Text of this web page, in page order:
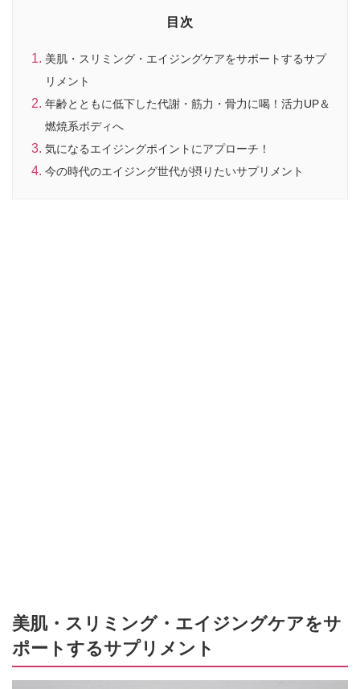
目次
美肌・スリミング・エイジングケアをサポートするサプ
リメント
年齢とともに低下した代謝・筋力・骨力に喝！活力UP＆
燃焼系ボディへ
気になるエイジングポイントにアプローチ！
今の時代のエイジング世代が摂りたいサプリメント
美肌・スリミング・エイジングケアをサ
ポートするサプリメント